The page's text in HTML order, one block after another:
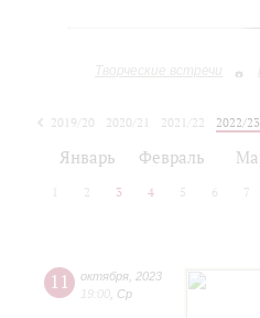
Творческие встречи
2019/20 2020/21 2021/22 2022/23
Январь Февраль
2 3 4 5 6 7
11 октября 2023
19:00 Ср